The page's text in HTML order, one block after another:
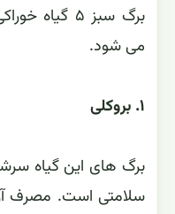
برگ سبز ۵
می شود.
۱. بروکلی
برگ های این گیاه
سلامتی است. مصرف